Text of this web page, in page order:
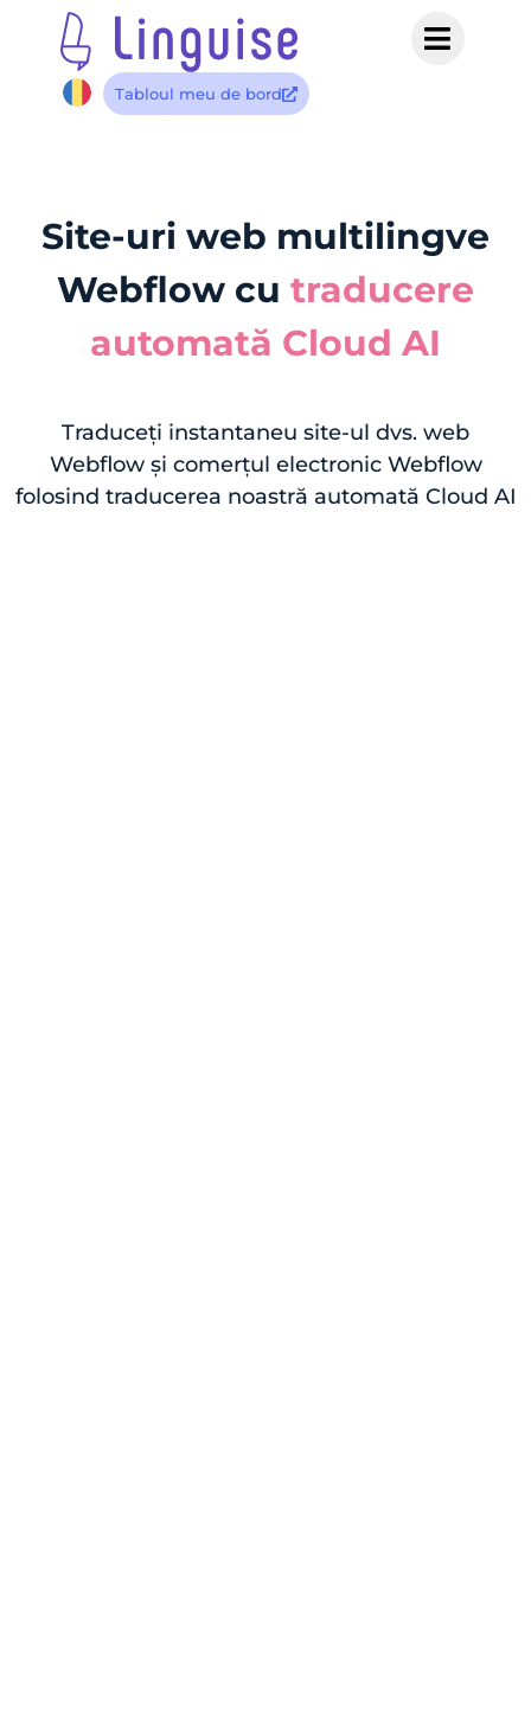
Tabloul meu de bord
Site-uri web multilingve
Webflow cu traducere
automată Cloud AI
Traduceți instantaneu site-ul dvs. web
Webflow și comerțul electronic Webflow
folosind traducerea noastră automată Cloud AI